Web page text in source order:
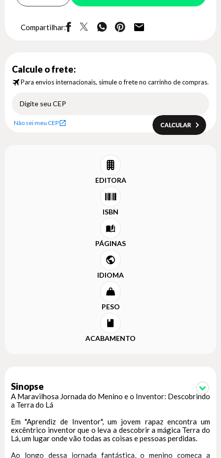
Compartilhar:
Calcule o frete:
Para envios internacionais, simule o frete no carrinho de compras.
Não sei meu CEP
EDITORA
ISBN
PÁGINAS
IDIOMA
PESO
ACABAMENTO
Sinopse
A Maravilhosa Jornada do Menino e o Inventor: Descobrindo
a Terra do Lá
Em "Aprendiz de Inventor", um jovem rapaz encontra um
excêntrico inventor que o leva a descobrir a mágica Terra do
Lá, um lugar onde vão todas as coisas e pessoas perdidas.
Ao longo dessa jornada fantástica, o menino começa a